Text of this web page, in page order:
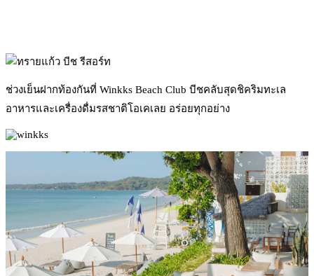
ช่วงเย็นฝากท้องกันที่ Winkks Beach Club บีชคลับสุดชิคริมทะเล
อาหารและเครื่องดื่มรสชาติโอเคเลย อร่อยทุกอย่าง